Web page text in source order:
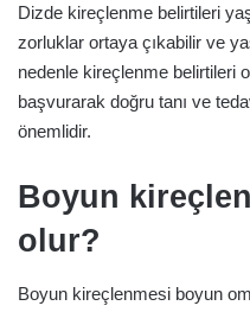
Dizde kireçlenme belirtileri
zorluklar ortaya çıkabilir ve
nedenle kireçlenme belirtileri
başvurarak doğru tanı ve
önemlidir.
Boyun
olur?
Boyun kireçlenmesi boyun